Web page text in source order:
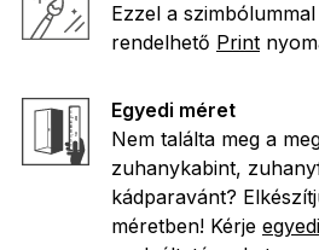
Ezzel a
rendelhető Print
Egyedi méret
Nem találta meg a
zuhanykabint,
kádparavánt?
méretben! Kérje